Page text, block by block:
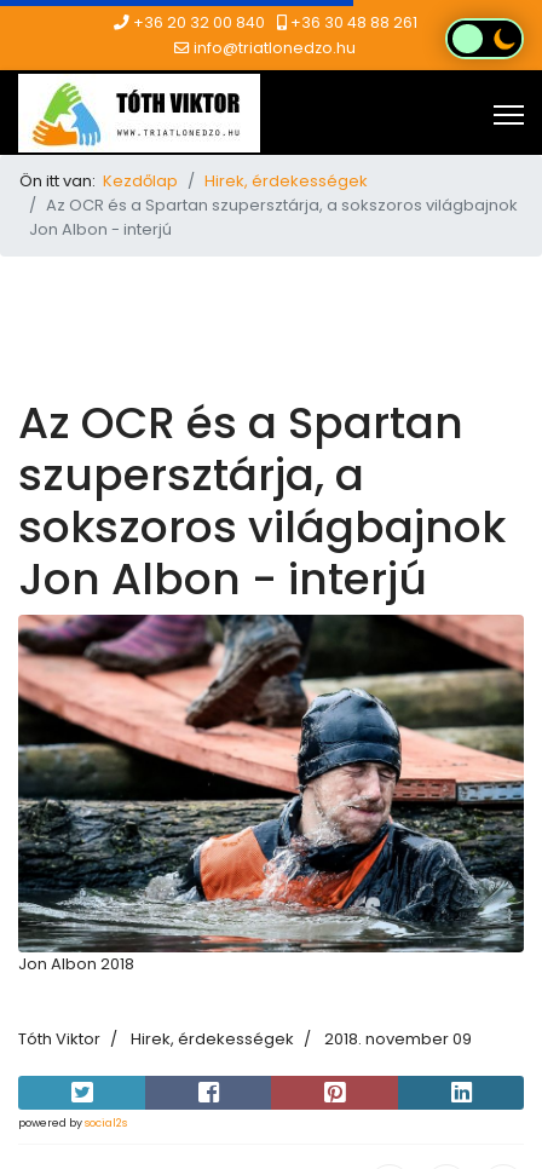
+36 20 32 00 840
+36 30 48 88 261
info@triatlonedzo.hu
Ön itt van: Kezdőlap
Hirek, érdekességek
Az OCR és a Spartan szupersztárja, a sokszoros világbajnok
Jon Albon - interjú
Az OCR és a Spartan
szupersztárja, a
sokszoros világbajnok
Jon Albon - interjú
Jon Albon 2018
Tóth Viktor Hirek, érdekességek 2018. november 09
powered bysocial2s